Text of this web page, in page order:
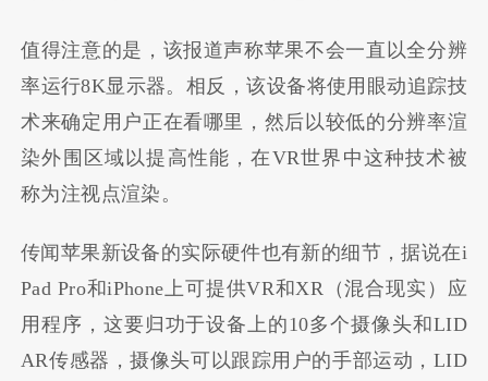
值得注意的是，该报道声称苹果不会一直以全分辨
率运行8K显示器。相反，该设备将使用眼动追踪技
术来确定用户正在看哪里，然后以较低的分辨率渲
染外围区域以提高性能，在VR世界中这种技术被
称为注视点渲染。
传闻苹果新设备的实际硬件也有新的细节，据说在i
Pad Pro和iPhone上可提供VR和XR（混合现实）应
用程序，这要归功于设备上的10多个摄像头和LID
AR传感器，摄像头可以跟踪用户的手部运动，LID